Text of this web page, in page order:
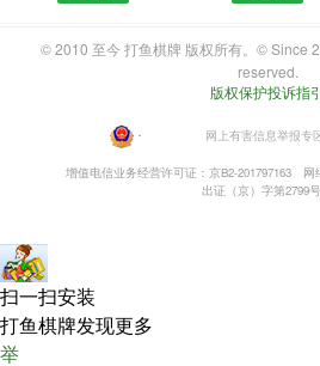
© 2010 至今 打鱼棋牌 版权所有。© Since
reserved.
版权保护投诉指
・ 网上有害信息举报专
增值电信业务经营许可证：京B2-201797163
网
出证（京）字第2799号
扫一扫安装
打鱼棋牌发现更多
举